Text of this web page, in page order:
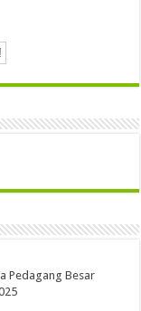
Pedagang Besar